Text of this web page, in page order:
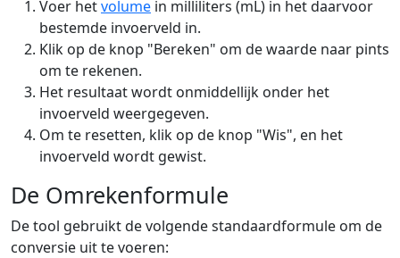
Voer hetvolume in milliliters (mL) in het daarvoor
bestemde invoerveld in.
Klik op de knop "Bereken" om de waarde naar pints
om te rekenen.
Het resultaat wordt onmiddellijk onder het
invoerveld weergegeven.
Om te resetten, klik op de knop "Wis", en het
invoerveld wordt gewist.
De Omrekenformule
De tool gebruikt de volgende standaardformule om de
conversie uit te voeren: